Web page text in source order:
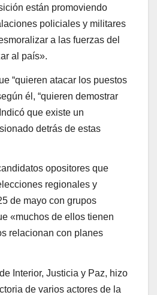
están promoviendo
policiales y militares
a las fuerzas del
al país».
“quieren atacar los puestos
él, “quieren demostrar
que existe un
detrás de estas
opositores que
regionales y
de mayo con grupos
«muchos de ellos tienen
relacionan con planes
Interior, Justicia y Paz, hizo
de varios actores de la